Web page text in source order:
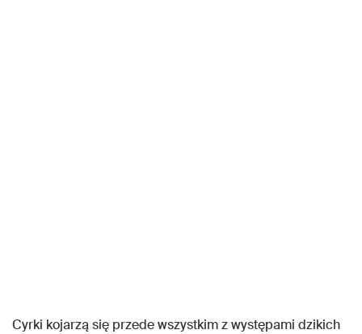
Cyrki kojarzą się przede wszystkim z występami dzikich